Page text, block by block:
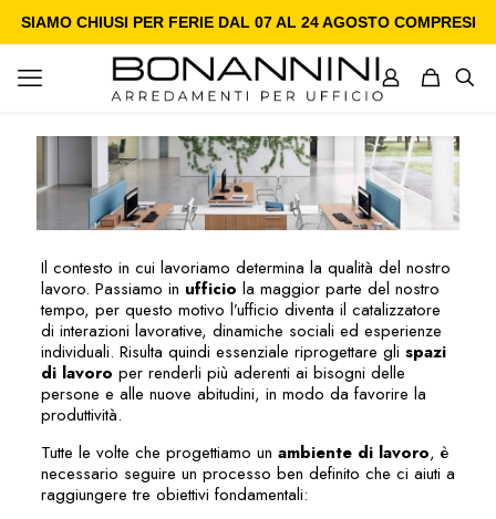
SIAMO CHIUSI PER FERIE DAL 07 AL 24 AGOSTO COMPRESI
Il contesto in cui lavoriamo determina la qualità del nostro
lavoro. Passiamo in ufficio la maggior parte del nostro
tempo, per questo motivo l’ufficio diventa il catalizzatore
di interazioni lavorative, dinamiche sociali ed esperienze
individuali. Risulta quindi essenziale riprogettare gli spazi
di lavoro per renderli più aderenti ai bisogni delle
persone e alle nuove abitudini, in modo da favorire la
produttività.
Tutte le volte che progettiamo un ambiente di lavoro, è
necessario seguire un processo ben definito che ci aiuti a
raggiungere tre obiettivi fondamentali: